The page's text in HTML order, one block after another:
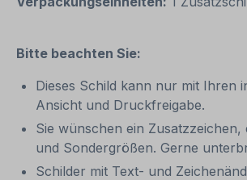
Bitte beachten Sie:
Dieses Schild kann nur mit Ihren
Ansicht und Druckfreigabe.
Sie wünschen ein
und Sondergrößen. Gerne
Schilder mit Text- und